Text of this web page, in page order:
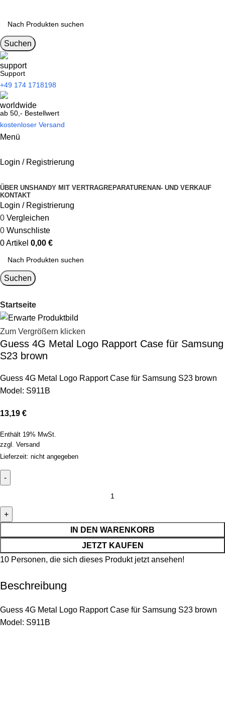
Suchen
Support
+49 174 1718198
ab 50,- Bestellwert
kostenloser Versand
Menü
Login / Registrierung
ÜBER UNS HANDY MIT VERTRAGREPARATURENAN- UND VERKAUF
KONTAKT
Login / Registrierung
0 Vergleichen
0 Wunschliste
0Artikel 0,00 €
Suchen
Startseite
Zum Vergrößern klicken
Guess 4G Metal Logo Rapport Case für Samsung
S23 brown
Guess 4G Metal Logo Rapport Case für Samsung S23 brown
Model: S911B
13,19 €
Enthält 19% MwSt.
zzgl. Versand
Lieferzeit: nicht angegeben
IN DEN WARENKORB
JETZT KAUFEN
10 Personen, die sich dieses Produkt jetzt ansehen!
Beschreibung
Guess 4G Metal Logo Rapport Case für Samsung S23 brown
Model: S911B